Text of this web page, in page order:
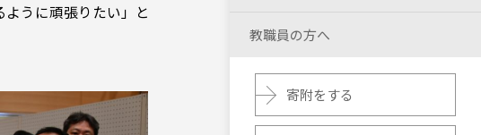
うに頑張りたい」と
教職員の方へ
寄附をする